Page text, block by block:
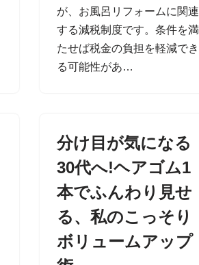
が、お風呂リフォームに関連
する減税制度です。条件を満
たせば税金の負担を軽減でき
る可能性があ…
分け目が気になる
30代へ!ヘアゴム1
本でふんわり見せ
る、私のこっそり
ボリュームアップ